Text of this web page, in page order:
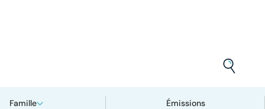
Famille Émissions